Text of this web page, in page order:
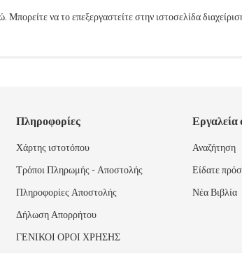
να το επεξεργαστείτε στην ιστοσελίδα
Πληροφορίες
Χάρτης ιστοτόπου
Τρόποι Πληρωμής - Αποστολής
Πληροφορίες Αποστολής
Δήλωση Απορρήτου
ΓΕΝΙΚΟΙ ΟΡΟΙ ΧΡΗΣΗΣ
Εργαλεία
Αναζήτηση
Είδατε
Νέα Βιβλία